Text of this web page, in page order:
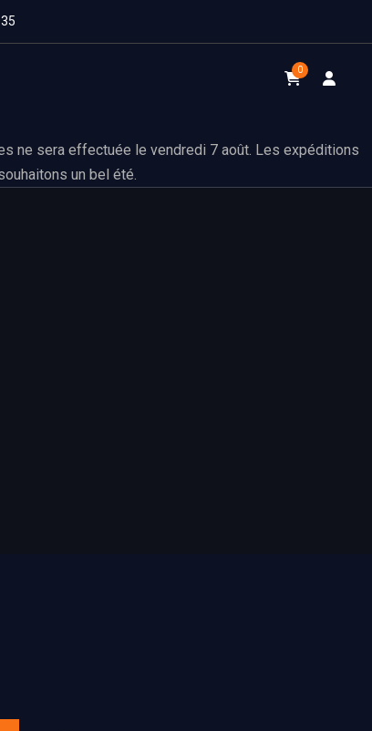
0
ne sera effectuée le vendredi 7 août. Les expéditions
un bel été.